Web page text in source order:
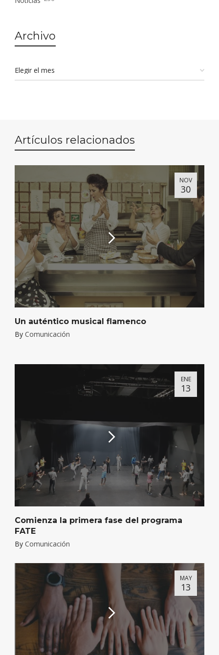
Archivo
Artículos relacionados
NOV
30
Un auténtico musical flamenco
By Comunicación
ENE
13
Comienza la primera fase del programa
FATE
By Comunicación
MAY
13